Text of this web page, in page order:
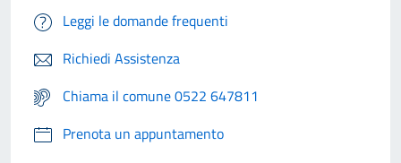
Leggi le domande frequenti
Richiedi Assistenza
Chiama il comune 0522 647811
Prenota un appuntamento